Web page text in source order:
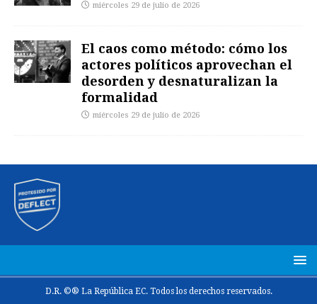
miércoles 29 de julio de 2026
El caos como método: cómo los
actores políticos aprovechan el
desorden y desnaturalizan la
formalidad
miércoles 29 de julio de 2026
D.R. ©® La República EC. Todos los derechos reservados.